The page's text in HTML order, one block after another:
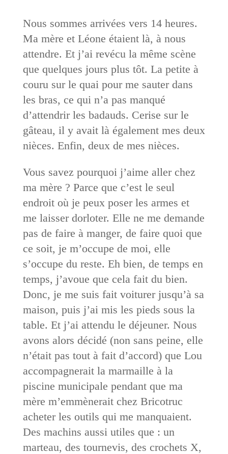
Nous sommes arrivées vers 14 heures.
Ma mère et Léone étaient là, à nous
attendre. Et j’ai revécu la même scène
que quelques jours plus tôt. La petite à
couru sur le quai pour me sauter dans
les bras, ce qui n’a pas manqué
d’attendrir les badauds. Cerise sur le
gâteau, il y avait là également mes deux
nièces. Enfin, deux de mes nièces.
Vous savez pourquoi j’aime aller chez
ma mère ? Parce que c’est le seul
endroit où je peux poser les armes et
me laisser dorloter. Elle ne me demande
pas de faire à manger, de faire quoi que
ce soit, je m’occupe de moi, elle
s’occupe du reste. Eh bien, de temps en
temps, j’avoue que cela fait du bien.
Donc, je me suis fait voiturer jusqu’à sa
maison, puis j’ai mis les pieds sous la
table. Et j’ai attendu le déjeuner. Nous
avons alors décidé (non sans peine, elle
n’était pas tout à fait d’accord) que Lou
accompagnerait la marmaille à la
piscine municipale pendant que ma
mère m’emmènerait chez Bricotruc
acheter les outils qui me manquaient.
Des machins aussi utiles que : un
marteau, des tournevis, des crochets X,